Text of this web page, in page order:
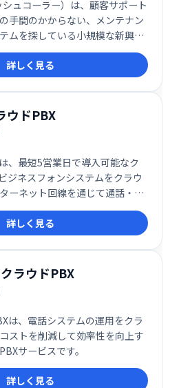
ュコーラー）は、顧客サポート
手間のかからない、メンテナン
ムを探している小規模な新興企
構築されたコールセンターソフ
詳しく見る
ウドPBX
、最短5営業日で導入可能なク
ジネスフォンシステムをクラウ
ーネット回線を通じて通話・通
ィスの電話環境を迅速に、そし
業様におすすめです。初期費用
献し、ビジネスの効率化をサポ
詳しく見る
ラウドPBX
は、電話システムの運用をクラ
ストを削減して効率性を向上す
サービスです。
詳しく見る